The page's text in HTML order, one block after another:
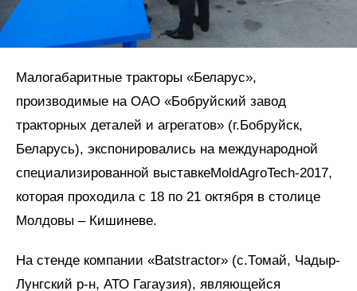
Малогабаритные тракторы «Беларус»,
производимые на ОАО «Бобруйский завод
тракторных деталей и агрегатов» (г.Бобруйск,
Беларусь), экспонировались на международной
специализированной выставкеMoldAgroTech-2017,
которая проходила с 18 по 21 октября в столице
Молдовы – Кишиневе.
На стенде компании «Batstractor» (с.Томай, Чадыр-
Лунгский р-н, АТО Гагаузия), являющейся